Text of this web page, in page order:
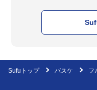
Sufuトップ バスケ フ